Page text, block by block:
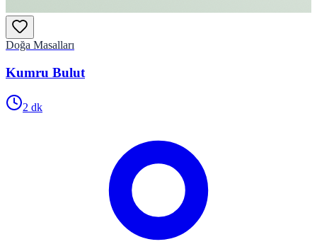
Doğa Masalları
Kumru Bulut
2 dk